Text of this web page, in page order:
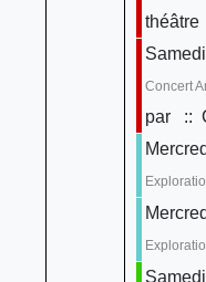
théâtre
Concert
par
::